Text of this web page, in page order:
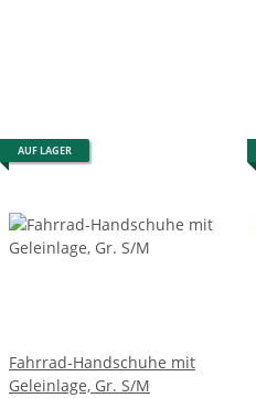
AUF LAGER
Fahrrad-Handschuhe mit
Geleinlage, Gr. S/M